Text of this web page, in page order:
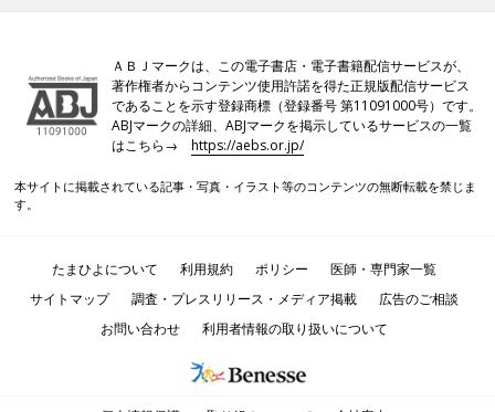
ＡＢＪマークは、この電子書店・電子書籍配信サービスが、
著作権者からコンテンツ使用許諾を得た正規版配信サービス
であることを示す登録商標（登録番号 第11091000号）です。
ABJマークの詳細、ABJマークを掲示しているサービスの一覧
はこちら→https://aebs.or.jp/
本サイトに掲載されている記事・写真・イラスト等のコンテンツの無断転載を禁じま
す。
たまひよについて 利用規約 ポリシー
医師・専門家一覧
サイトマップ
調査・プレスリリース・メディア掲載
広告のご相談
お問い合わせ
利用者情報の取り扱いについて